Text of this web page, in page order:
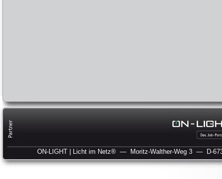
ON-LIGHT | Licht im Netz® — Moritz-Walther-Weg 3 — D-